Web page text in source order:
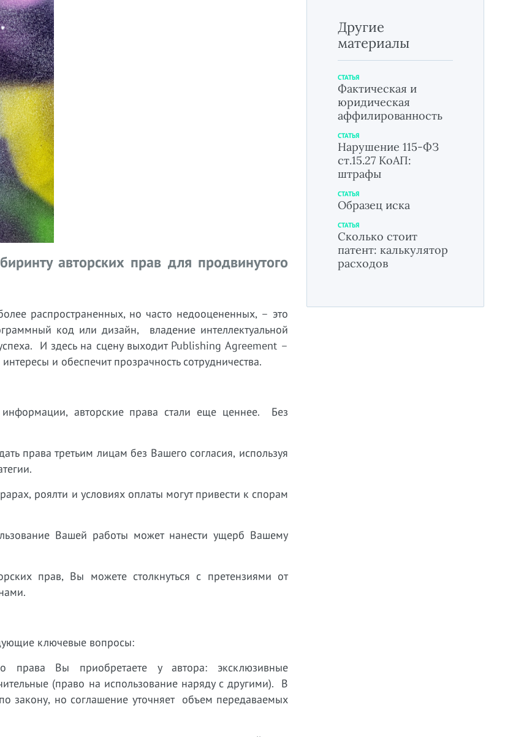
авторских прав для продвинутого
распространенных, но часто недооцененных, – это
код или дизайн, владение интеллектуальной
И здесь на сцену выходит Publishing Agreement –
и обеспечит прозрачность сотрудничества.
авторские права стали еще ценнее. Без
права третьим лицам без Вашего согласия, используя
роялти и условиях оплаты могут привести к спорам
Вашей работы может нанести ущерб Вашему
прав, Вы можете столкнуться с претензиями от
ключевые вопросы:
Вы приобретаете у автора: эксклюзивные
(право на использование наряду с другими). В
закону, но соглашение уточняет объем передаваемых
Другие
материалы
СТАТЬЯ
Фактическая и
юридическая
аффилированность
СТАТЬЯ
Нарушение 115-ФЗ
ст.15.27 КоАП:
штрафы
СТАТЬЯ
Образец иска
СТАТЬЯ
Сколько стоит
патент: калькулятор
расходов